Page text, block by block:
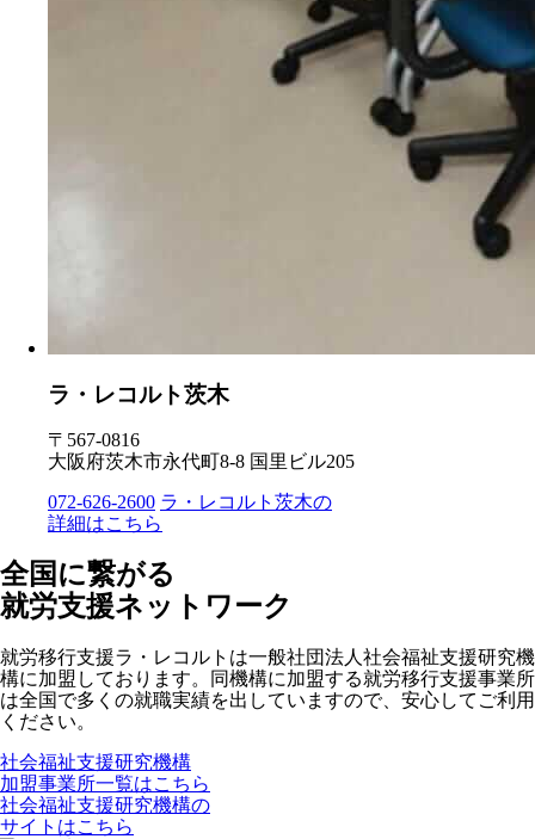
ラ・レコルト茨木
〒567-0816
大阪府茨木市永代町8-8 国里ビル205
072-626-2600 ラ・レコルト茨木の
詳細はこちら
全国に繋がる
就労支援ネットワーク
就労移行支援ラ・レコルトは一般社団法人社会福祉支援研究機
構に加盟しております。同機構に加盟する就労移行支援事業所
は全国で多くの就職実績を出していますので、安心してご利用
ください。
社会福祉支援研究機構
加盟事業所一覧はこちら
社会福祉支援研究機構の
サイトはこちら